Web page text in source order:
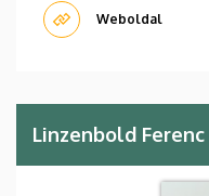
Weboldal
Linzenbold Ferenc